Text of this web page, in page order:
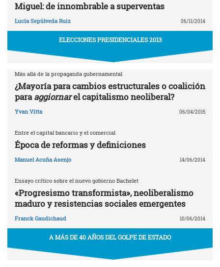
Miguel: de innombrable a superventas
Lucía Sepúlveda Ruiz 06/11/2014
ELECCIONES PRESIDENCIALES 2013
Más allá de la propaganda gubernamental
¿Mayoría para cambios estructurales o coalición
paraaggiornarel capitalismo neoliberal?
Yvan Vitta 06/04/2015
Entre el capital bancario y el comercial
Época de reformas y definiciones
Manuel Acuña Asenjo 14/06/2014
Ensayo crítico sobre el nuevo gobierno Bachelet
«Progresismo transformista», neoliberalismo
maduro y resistencias sociales emergentes
Franck Gaudichaud 10/06/2014
A MÁS DE 40 AÑOS DEL GOLPE DE ESTADO